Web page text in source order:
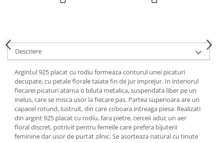
Descriere
Argintul 925 placat cu rodiu formeaza conturul unei picaturi
decupate, cu petale florale taiate fin de jur imprejur. In interiorul
fiecarei picaturi atarna o biluta metalica, suspendata liber pe un
inelus, care se misca usor la fiecare pas. Partea superioara are un
capacel rotund, lustruit, din care coboara intreaga piesa. Realizati
din argint 925 placat cu rodiu, fara pietre, cerceii aduc un aer
floral discret, potrivit pentru femeile care prefera bijuterii
feminine dar usor de purtat zilnic. Se asorteaza natural cu tinute